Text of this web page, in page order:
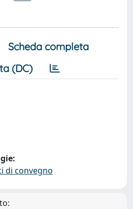
Scheda completa
(DC)
di convegno